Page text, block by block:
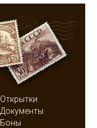
Открытки
Документы
Боны